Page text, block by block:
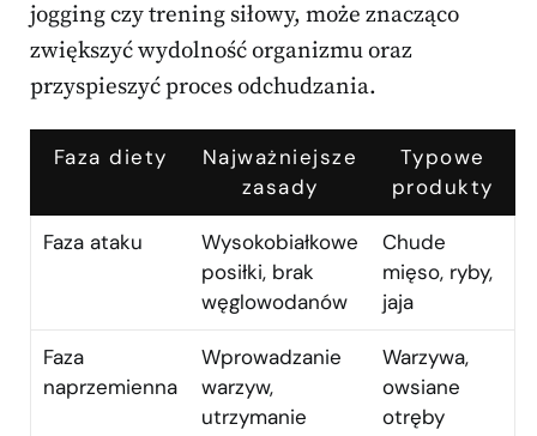
jogging czy trening siłowy, może znacząco
zwiększyć wydolność organizmu oraz
przyspieszyć proces odchudzania.
Faza diety
Najważniejsze
zasady
Typowe
produkty
Faza ataku
Wysokobiałkowe
posiłki, brak
węglowodanów
Chude
mięso, ryby,
jaja
Faza
naprzemienna
Wprowadzanie
warzyw,
utrzymanie
Warzywa,
owsiane
otręby